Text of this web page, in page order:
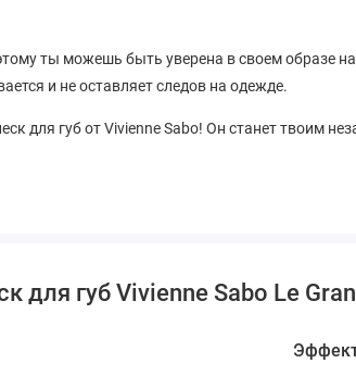
ты можешь быть уверена в своем образе
и не оставляет следов на одежде.
для губ от Vivienne Sabo! Он станет твоим
для губ Vivienne Sabo Le